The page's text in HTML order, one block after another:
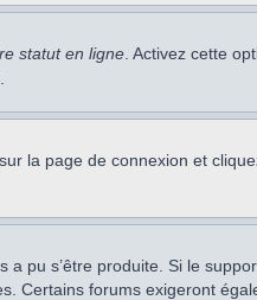
statut en ligne . Activez cette
la page de connexion et
pu s’être produite. Si le
Certains forums exigeront